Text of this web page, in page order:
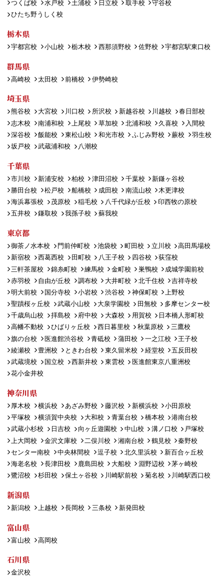
つくば校 水戸校 土浦校 日立校 取手校
守谷校
ひたち野うしく校
栃木県
宇都宮校 小山校 栃木校 西那須野校 佐野校 宇都宮駅東口校
群馬県
高崎校 太田校 前橋校 伊勢崎校
埼玉県
熊谷校 大宮校 川口校 所沢校 新越谷校 川越校
春日部校
志木校
南浦和校 上尾校 草加校 北浦和校 久喜校
入間校
深谷校
飯能校 東松山校 和光市校 ふじみ野校 蕨校
羽生校
坂戸校
武蔵浦和校 八潮校
千葉県
市川校 新浦安校 柏校 津田沼校 千葉校
新鎌ヶ谷校
勝田台校
松戸校 船橋校 成田校 南流山校
木更津校
海浜幕張校
茂原校 稲毛校 八千代緑が丘校
印西牧の原校
五井校
鎌取校 我孫子校 蘇我校
東京都
御茶ノ水本校 門前仲町校 池袋校 町田校 立川校
高田馬場校
新宿校
西葛西校 田町校 八王子校 四谷校
荻窪校
三軒茶屋校
錦糸町校 練馬校 金町校 巣鴨校
成城学園前校
赤羽校
自由が丘校 調布校 大井町校 北千住校
吉祥寺校
明大前校
国分寺校 小岩校 渋谷校 神保町校
上野校
聖蹟桜ヶ丘校
武蔵小山校 大泉学園校 田無校
多摩センター校
千歳烏山校
拝島校 府中校 大森校 用賀校
日本橋人形町校
高幡不動校
ひばりヶ丘校 西日暮里校 秋葉原校
三鷹校
旗の台校
医進館渋谷校 青砥校 蒲田校 一之江校
王子校
綾瀬校
豊洲校 ときわ台校 東久留米校 経堂校
五反田校
武蔵境校
国立校 西新井校 東雲校
医進館東京八重洲校
花小金井校
神奈川県
厚木校 横浜校 あざみ野校 藤沢校 新横浜校
小田原校
平塚校
横須賀中央校 大和校 青葉台校 橋本校
港南台校
武蔵小杉校
日吉校 向ヶ丘遊園校 中山校 溝ノ口校
戸塚校
上大岡校
金沢文庫校 二俣川校 湘南台校 鶴見校
秦野校
センター南校
中央林間校 逗子校 北久里浜校
新百合ヶ丘校
海老名校
長津田校 鹿島田校 大船校 淵野辺校
茅ヶ崎校
鷺沼校
杉田校 保土ヶ谷校 川崎駅前校 菊名校 川崎駅西口校
新潟県
新潟校 上越校 長岡校 三条校 新発田校
富山県
富山校 高岡校
石川県
金沢校